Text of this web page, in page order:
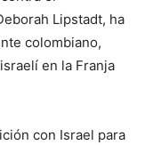
Lipstadt, ha
colombiano,
en la Franja
con Israel para